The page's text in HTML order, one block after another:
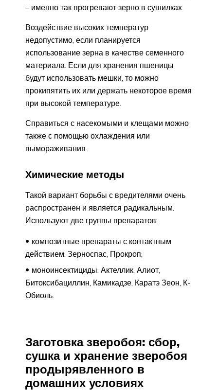
– именно так прогревают зерно в сушилках.
Воздействие высоких температур
недопустимо, если планируется
использование зерна в качестве семенного
материала. Если для хранения пшеницы
будут использовать мешки, то можно
прокипятить их или держать некоторое время
при высокой температуре.
Справиться с насекомыми и клещами можно
также с помощью охлаждения или
вымораживания.
Химические методы
Такой вариант борьбы с вредителями очень
распространен и является радикальным.
Используют две группы препаратов:
композитные препараты с контактным
действием: Зерноспас, Прокроп;
моноинсектициды: Актеллик, Алиот,
Битоксибациллин, Камикадзе, Каратэ Зеон, К-
Обиоль.
Заготовка зверобоя: сбор,
сушка и хранение зверобоя
продырявленного в
домашних условиях